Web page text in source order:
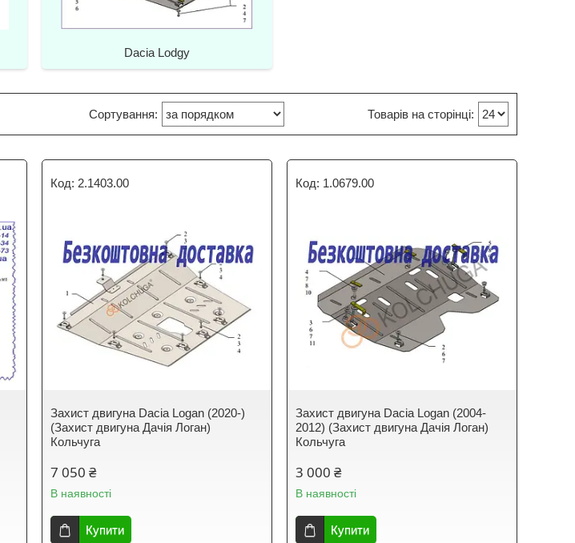
Dacia Lodgy
2.1403.00
Захист двигуна Dacia Logan (2020-)
(Захист двигуна Дачія Логан)
Кольчуга
7 050 ₴
В наявності
Купити
1.0679.00
Захист двигуна Dacia Logan (2004-
2012) (Захист двигуна Дачія Логан)
Кольчуга
3 000 ₴
В наявності
Купити